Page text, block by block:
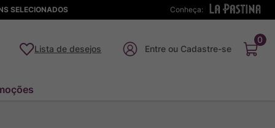
Conheça:
SELECIONADOS
Lista de desejos
0